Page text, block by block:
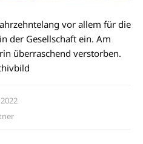
vor allem für die
der Gesellschaft ein. Am
überraschend verstorben.